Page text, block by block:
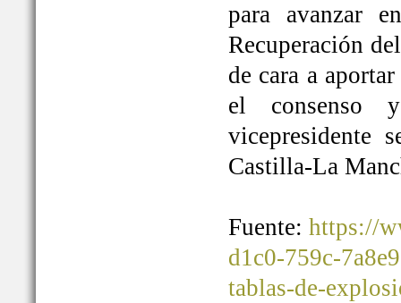
para avanzar
Recuperación
de cara a
el consenso
vicepresidente
Castilla-La
Fuente: https://
d1c0-759c-
tablas-de-